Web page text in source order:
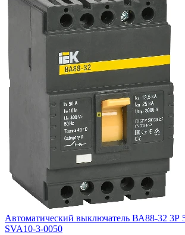
Автоматический выключатель ВА88-32
SVA10-3-0050